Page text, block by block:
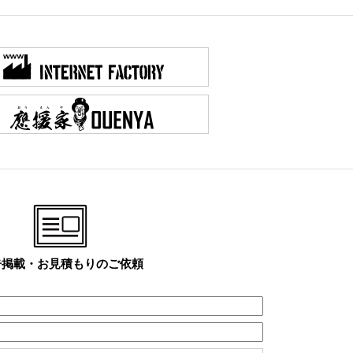
載・お見積もりのご依頼